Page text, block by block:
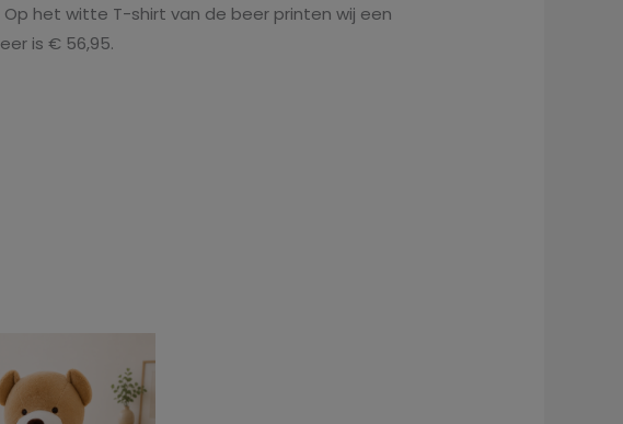
het witte T-shirt van de beer printen wij een
is € 56,95.
is:
€55.95.